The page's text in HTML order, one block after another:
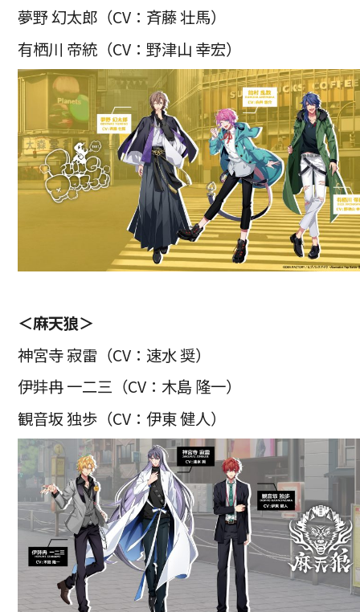
夢野 幻太郎（CV：斉藤 壮馬）
有栖川 帝統（CV：野津山 幸宏）
＜麻天狼＞
神宮寺 寂雷（CV：速水 奨）
伊弉冉 一二三（CV：木島 隆一）
観音坂 独歩（CV：伊東 健人）